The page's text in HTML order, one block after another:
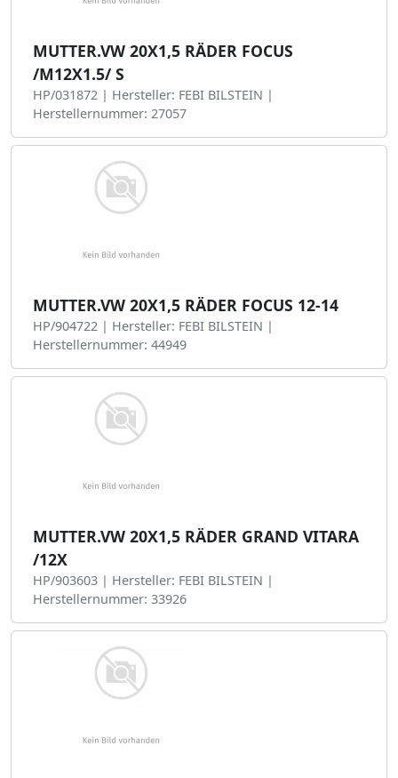
MUTTER.VW 20X1,5 RÄDER FOCUS
/M12X1.5/ S
HP/031872 | Hersteller: FEBI BILSTEIN |
Herstellernummer: 27057
MUTTER.VW 20X1,5 RÄDER FOCUS 12-14
HP/904722 | Hersteller: FEBI BILSTEIN |
Herstellernummer: 44949
MUTTER.VW 20X1,5 RÄDER GRAND VITARA
/12X
HP/903603 | Hersteller: FEBI BILSTEIN |
Herstellernummer: 33926